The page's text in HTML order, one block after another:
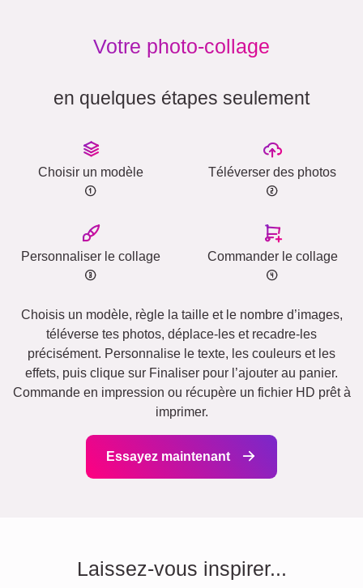
Votre photo-collage
en quelques étapes seulement
Choisir un modèle Téléverser des photos
Personnaliser le collage Commander le collage
Choisis un modèle, règle la taille et le nombre d’images,
téléverse tes photos, déplace-les et recadre-les
précisément. Personnalise le texte, les couleurs et les
effets, puis clique sur Finaliser pour l’ajouter au panier.
Commande en impression ou récupère un fichier HD prêt à
imprimer.
Essayez maintenant
Laissez-vous inspirer...